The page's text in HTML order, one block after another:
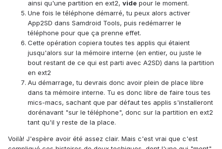
ainsi qu'une partition en ext2, vide pour le moment.
Une fois le téléphone démarré, tu peux alors activer
App2SD dans Samdroid Tools, puis redémarrer le
téléphone pour que ça prenne effet.
Cette opération copiera toutes tes applis qui étaient
jusqu'alors sur la mémoire interne (en entier, ou juste le
bout restant de ce qui est parti avec A2SD) dans la partition
en ext2
Au démarrage, tu devrais donc avoir plein de place libre
dans ta mémoire interne. Tu es donc libre de faire tous tes
mics-macs, sachant que par défaut tes applis s'installeront
dorénavant "sur le téléphone", donc sur la partition en ext2
tant qu'il y reste de la place.
Voilà! J'espère avoir été assez clair. Mais c'est vrai que c'est